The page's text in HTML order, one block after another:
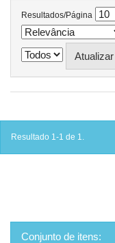
Resultados/Página
Resultado 1-1 de 1.
Conjunto de itens: